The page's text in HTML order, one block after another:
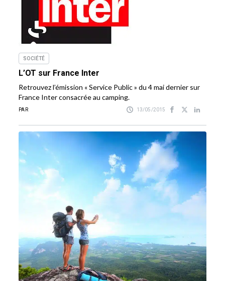
SOCIÉTÉ
L’OT sur France Inter
Retrouvez l’émission « Service Public » du 4 mai dernier sur
France Inter consacrée au camping.
PAR 13/05/2015